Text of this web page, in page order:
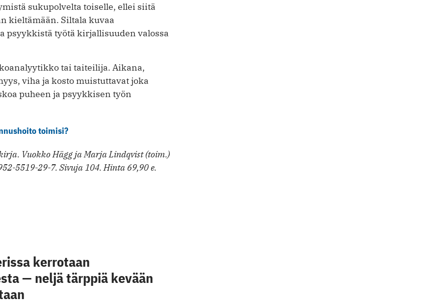
sukupolvelta toiselle, ellei siitä
kieltämään. Siltala kuvaa
työtä kirjallisuuden valossa
tai taiteilija. Aikana,
viha ja kosto muistuttavat joka
puheen ja psyykkisen työn
toimisi?
Vuokko Hägg ja Marja Lindqvist (toim.)
5519-29-7. Sivuja 104. Hinta 69,90 e.
kerrotaan
­­— neljä tärppiä kevään